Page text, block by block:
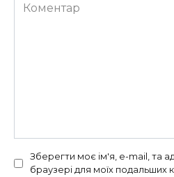
Коментар
Зберегти моє ім'я, e-mail, та
браузері для моїх подальших